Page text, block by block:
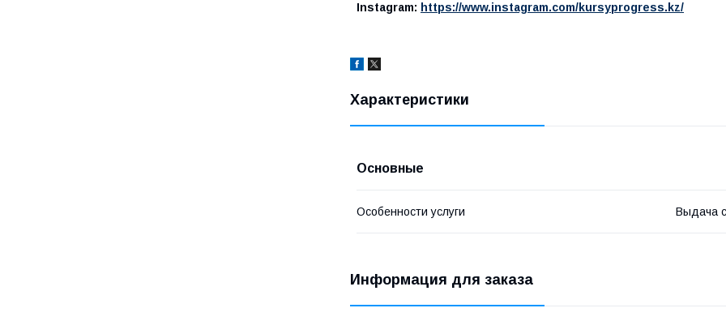
Instagram: https://www.instagram.com/kursyprogress.kz/
Характеристики
Основные
Особенности услуги Выдача
Информация для заказа